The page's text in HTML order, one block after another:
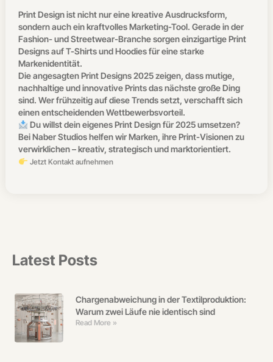
Print Design ist nicht nur eine kreative Ausdrucksform,
sondern auch ein kraftvolles Marketing-Tool. Gerade in der
Fashion- und Streetwear-Branche sorgen einzigartige Print
Designs auf T-Shirts und Hoodies für eine starke
Markenidentität.
Die angesagten Print Designs 2025 zeigen, dass mutige,
nachhaltige und innovative Prints das nächste große Ding
sind. Wer frühzeitig auf diese Trends setzt, verschafft sich
einen entscheidenden Wettbewerbsvorteil.
Du willst dein eigenes Print Design für 2025 umsetzen?
Bei Naber Studios helfen wir Marken, ihre Print-Visionen zu
verwirklichen – kreativ, strategisch und marktorientiert.
Jetzt Kontakt aufnehmen
Latest Posts
Chargenabweichung in der Textilproduktion:
Warum zwei Läufe nie identisch sind
Read More »